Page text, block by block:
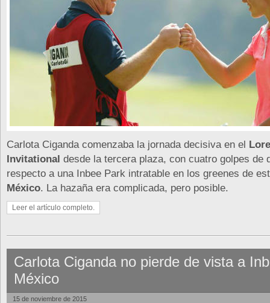
Carlota Ciganda comenzaba la jornada decisiva en el
Invitational desde la tercera plaza, con cuatro golpes de
respecto a una Inbee Park intratable en los greenes de
México. La hazaña era complicada, pero posible.
Leer el artículo completo.
Carlota Ciganda no pierde de vista a
México
15 de noviembre de 2015